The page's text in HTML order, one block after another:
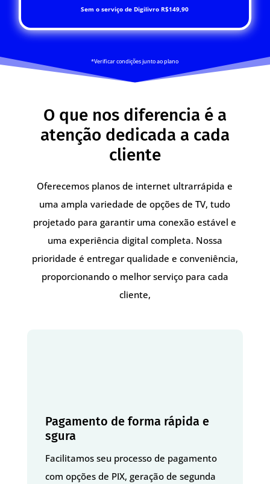
Sem o serviço de Digilivro R$149,90
*Verificar condições junto ao plano
O que nos diferencia é a
atenção dedicada a cada
cliente
Oferecemos planos de internet ultrarrápida e
uma ampla variedade de opções de TV, tudo
projetado para garantir uma conexão estável e
uma experiência digital completa. Nossa
prioridade é entregar qualidade e conveniência,
proporcionando o melhor serviço para cada
cliente,
Pagamento de forma rápida e
sgura
Facilitamos seu processo de pagamento
com opções de PIX, geração de segunda